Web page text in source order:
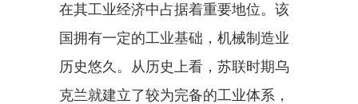
在其工业经济中占据着重要地位。该
国拥有一定的工业基础，机械制造业
历史悠久。从历史上看，苏联时期乌
克兰就建立了较为完备的工业体系，